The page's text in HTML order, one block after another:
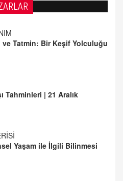
Tatmin: Bir Keşif Yolculuğu
Tahminleri | 21 Aralık
Yaşam ile İlgili Bilinmesi